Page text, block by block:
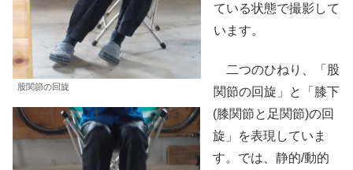
股関節の回旋
ている状態で撮影して
います。
二つのひねり、「股
関節の回旋」と「膝下
(膝関節と足関節)の回
旋」を表現していま
す。では、静的/動的